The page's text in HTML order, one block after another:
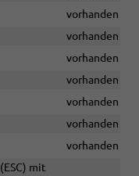
vorhanden
vorhanden
vorhanden
vorhanden
vorhanden
vorhanden
vorhanden
mit